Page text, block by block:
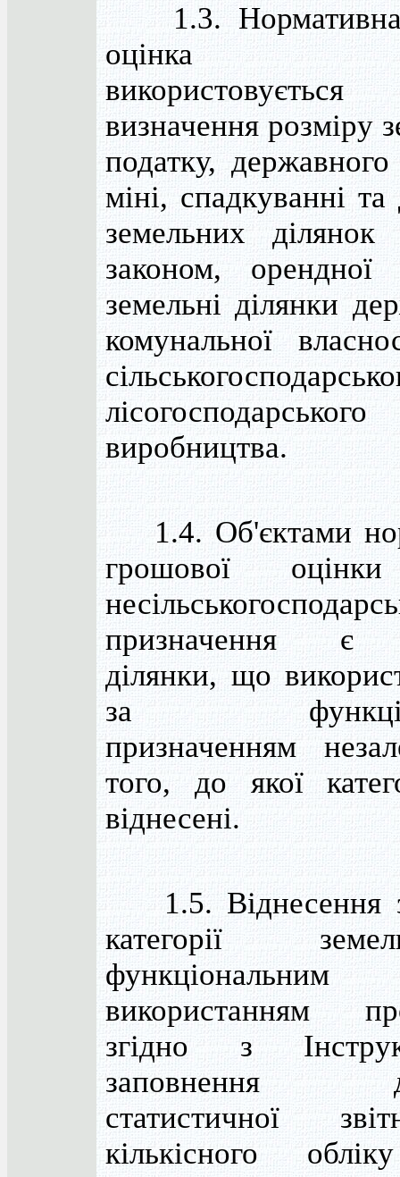
1.3. Нормативна
оцінка
визначення розміру
податку,
міні, спадкуванні та
земельних ділянок
законом,
земельні ділянки
комунальної
лісогосподарського
виробництва.
1.4. Об'єктами
грошової
призначення є
ділянки, що
за
призначенням
того, до якої
віднесені.
1.5. Віднесення
категорії
функціональним
використанням
згідно з
заповнення
статистичної
кількісного